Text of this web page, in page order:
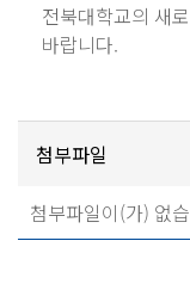
전북대학교의 새
바랍니다.
첨부파일
첨부파일이(가) 없